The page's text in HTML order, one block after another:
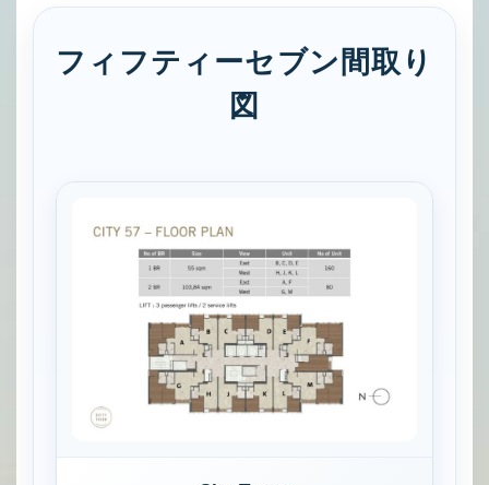
フィフティーセブン間取り
図